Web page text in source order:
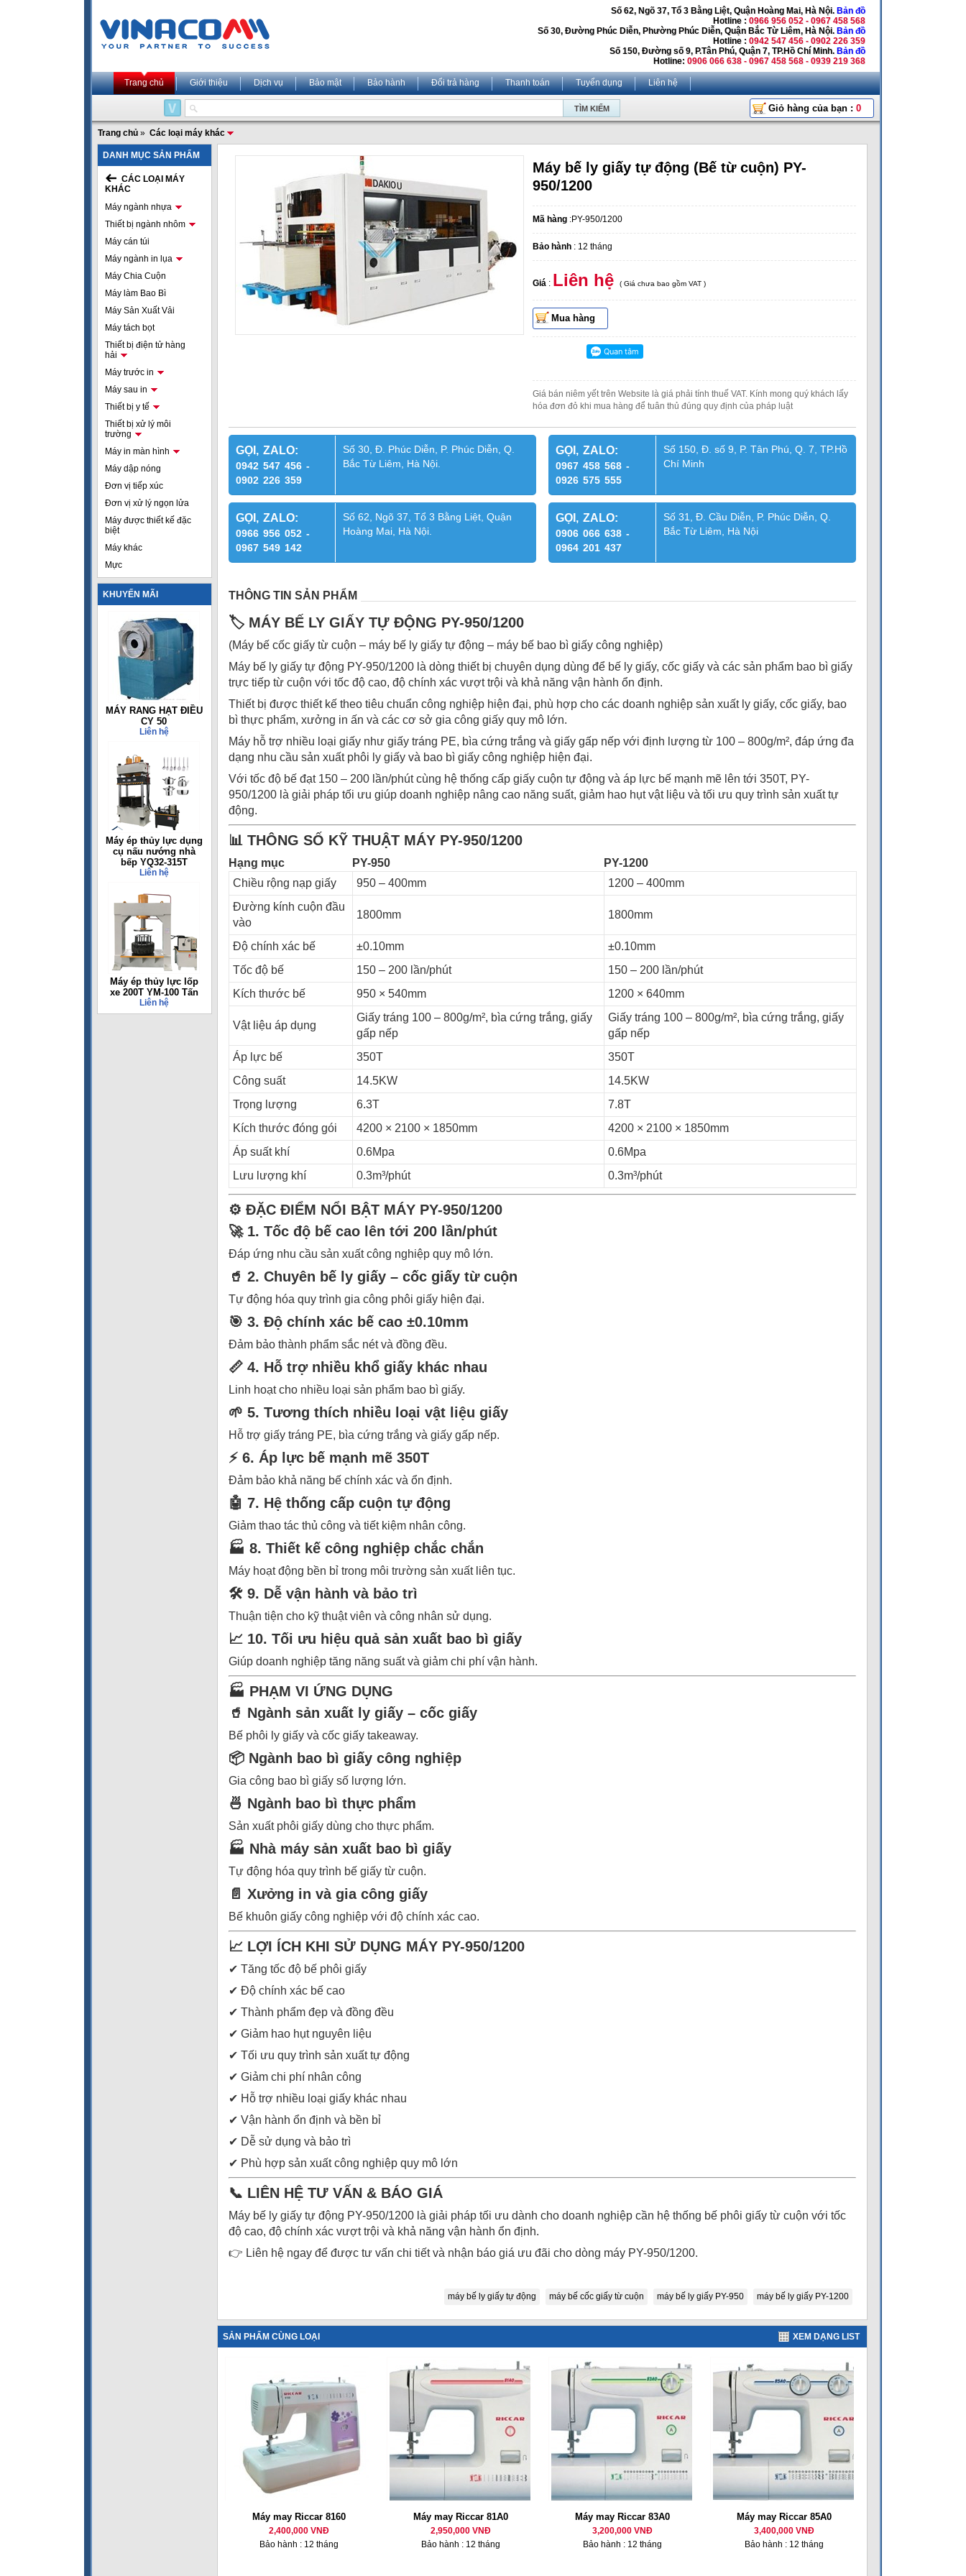
Số 62, Ngõ 37, Tổ 3 Bằng Liệt, Quận Hoàng Mai, Hà Nội. Bản đồ
Hotline : 0966 956 052 - 0967 458 568
Số 30, Đường Phúc Diễn, Phường Phúc Diễn, Quận Bắc Từ Liêm, Hà Nội. Bản đồ
Hotline : 0942 547 456 - 0902 226 359
Số 150, Đường số 9, P.Tân Phú, Quận 7, TP.Hồ Chí Minh. Bản đồ
Hotline: 0906 066 638 - 0967 458 568 - 0939 219 368
Trang chủ Giới thiệu Dịch vụ Bảo mật Bảo hành Đổi trả hàng Thanh toán Tuyển dụng Liên hệ
Giỏ hàng của bạn : 0
Trang chủ » Các loại máy khác
DANH MỤC SẢN PHẨM
CÁC LOẠI MÁY
KHÁC
Máy ngành nhựa
Thiết bị ngành nhôm
Máy cán túi
Máy ngành in lụa
Máy Chia Cuộn
Máy làm Bao Bì
Máy Sản Xuất Vải
Máy tách bọt
Thiết bị điện tử hàng
hải
Máy trước in
Máy sau in
Thiết bị y tế
Thiết bị xử lý môi
trường
Máy in màn hình
Máy dập nóng
Đơn vị tiếp xúc
Đơn vị xử lý ngọn lửa
Máy được thiết kế đặc
biệt
Máy khác
Mực
KHUYẾN MÃI
MÁY RANG HẠT ĐIỀU
CY 50
Liên hệ
Máy ép thủy lực dụng
cụ nấu nướng nhà
bếp YQ32-315T
Liên hệ
Máy ép thủy lực lốp
xe 200T YM-100 Tấn
Liên hệ
Máy bế ly giấy tự động (Bế từ cuộn) PY-
950/1200
Mã hàng :PY-950/1200
Bảo hành : 12 tháng
Giá : Liên hệ ( Giá chưa bao gồm VAT )
Mua hàng
Giá bán niêm yết trên Website là giá phải tính thuế VAT. Kính mong quý khách lấy
hóa đơn đỏ khi mua hàng để tuân thủ đúng quy định của pháp luật
GỌI, ZALO:
0942 547 456 -
0902 226 359
Số 30, Đ. Phúc Diễn, P. Phúc Diễn, Q.
Bắc Từ Liêm, Hà Nội.
GỌI, ZALO:
0967 458 568 -
0926 575 555
Số 150, Đ. số 9, P. Tân Phú, Q. 7, TP.Hồ
Chí Minh
GỌI, ZALO:
0966 956 052 -
0967 549 142
Số 62, Ngõ 37, Tổ 3 Bằng Liệt, Quận
Hoàng Mai, Hà Nội.
GỌI, ZALO:
0906 066 638 -
0964 201 437
Số 31, Đ. Cầu Diễn, P. Phúc Diễn, Q.
Bắc Từ Liêm, Hà Nội
THÔNG TIN SẢN PHẨM
🏷️ MÁY BẾ LY GIẤY TỰ ĐỘNG PY-950/1200
(Máy bế cốc giấy từ cuộn – máy bế ly giấy tự động – máy bế bao bì giấy công nghiệp)
Máy bế ly giấy tự động PY-950/1200 là dòng thiết bị chuyên dụng dùng để bế ly giấy, cốc giấy và các sản phẩm bao bì giấy
trực tiếp từ cuộn với tốc độ cao, độ chính xác vượt trội và khả năng vận hành ổn định.
Thiết bị được thiết kế theo tiêu chuẩn công nghiệp hiện đại, phù hợp cho các doanh nghiệp sản xuất ly giấy, cốc giấy, bao
bì thực phẩm, xưởng in ấn và các cơ sở gia công giấy quy mô lớn.
Máy hỗ trợ nhiều loại giấy như giấy tráng PE, bìa cứng trắng và giấy gấp nếp với định lượng từ 100 – 800g/m², đáp ứng đa
dạng nhu cầu sản xuất phôi ly giấy và bao bì giấy công nghiệp hiện đại.
Với tốc độ bế đạt 150 – 200 lần/phút cùng hệ thống cấp giấy cuộn tự động và áp lực bế mạnh mẽ lên tới 350T, PY-
950/1200 là giải pháp tối ưu giúp doanh nghiệp nâng cao năng suất, giảm hao hụt vật liệu và tối ưu quy trình sản xuất tự
động.
📊 THÔNG SỐ KỸ THUẬT MÁY PY-950/1200
Hạng mục PY-950
PY-1200
Chiều rộng nạp giấy
950 – 400mm
1200 – 400mm
Đường kính cuộn đầu
vào
1800mm 1800mm
Độ chính xác bế ±0.10mm
±0.10mm
Tốc độ bế
150 – 200 lần/phút
150 – 200 lần/phút
Kích thước bế
950 × 540mm 1200 × 640mm
Vật liệu áp dụng
Giấy tráng 100 – 800g/m², bìa cứng trắng, giấy
gấp nếp
Giấy tráng 100 – 800g/m², bìa cứng trắng, giấy
gấp nếp
Áp lực bế
350T
350T
Công suất
14.5KW
14.5KW
Trọng lượng
6.3T
7.8T
Kích thước đóng gói
4200 × 2100 × 1850mm
4200 × 2100 × 1850mm
Áp suất khí
0.6Mpa
0.6Mpa
Lưu lượng khí
0.3m³/phút 0.3m³/phút
⚙️ ĐẶC ĐIỂM NỔI BẬT MÁY PY-950/1200
🚀 1. Tốc độ bế cao lên tới 200 lần/phút
Đáp ứng nhu cầu sản xuất công nghiệp quy mô lớn.
🥤 2. Chuyên bế ly giấy – cốc giấy từ cuộn
Tự động hóa quy trình gia công phôi giấy hiện đại.
🎯 3. Độ chính xác bế cao ±0.10mm
Đảm bảo thành phẩm sắc nét và đồng đều.
📏 4. Hỗ trợ nhiều khổ giấy khác nhau
Linh hoạt cho nhiều loại sản phẩm bao bì giấy.
🌱 5. Tương thích nhiều loại vật liệu giấy
Hỗ trợ giấy tráng PE, bìa cứng trắng và giấy gấp nếp.
⚡ 6. Áp lực bế mạnh mẽ 350T
Đảm bảo khả năng bế chính xác và ổn định.
🤖 7. Hệ thống cấp cuộn tự động
Giảm thao tác thủ công và tiết kiệm nhân công.
🏭 8. Thiết kế công nghiệp chắc chắn
Máy hoạt động bền bỉ trong môi trường sản xuất liên tục.
🛠️ 9. Dễ vận hành và bảo trì
Thuận tiện cho kỹ thuật viên và công nhân sử dụng.
📈 10. Tối ưu hiệu quả sản xuất bao bì giấy
Giúp doanh nghiệp tăng năng suất và giảm chi phí vận hành.
🏭 PHẠM VI ỨNG DỤNG
🥤 Ngành sản xuất ly giấy – cốc giấy
Bế phôi ly giấy và cốc giấy takeaway.
📦 Ngành bao bì giấy công nghiệp
Gia công bao bì giấy số lượng lớn.
🍜 Ngành bao bì thực phẩm
Sản xuất phôi giấy dùng cho thực phẩm.
🏭 Nhà máy sản xuất bao bì giấy
Tự động hóa quy trình bế giấy từ cuộn.
📄 Xưởng in và gia công giấy
Bế khuôn giấy công nghiệp với độ chính xác cao.
📈 LỢI ÍCH KHI SỬ DỤNG MÁY PY-950/1200
✔ Tăng tốc độ bế phôi giấy
✔ Độ chính xác bế cao
✔ Thành phẩm đẹp và đồng đều
✔ Giảm hao hụt nguyên liệu
✔ Tối ưu quy trình sản xuất tự động
✔ Giảm chi phí nhân công
✔ Hỗ trợ nhiều loại giấy khác nhau
✔ Vận hành ổn định và bền bỉ
✔ Dễ sử dụng và bảo trì
✔ Phù hợp sản xuất công nghiệp quy mô lớn
📞 LIÊN HỆ TƯ VẤN & BÁO GIÁ
Máy bế ly giấy tự động PY-950/1200 là giải pháp tối ưu dành cho doanh nghiệp cần hệ thống bế phôi giấy từ cuộn với tốc
độ cao, độ chính xác vượt trội và khả năng vận hành ổn định.
👉 Liên hệ ngay để được tư vấn chi tiết và nhận báo giá ưu đãi cho dòng máy PY-950/1200.
máy bế ly giấy tự động máy bế cốc giấy từ cuộn máy bế ly giấy PY-950 máy bế ly giấy PY-1200
SẢN PHẨM CÙNG LOẠI XEM DẠNG LIST
Máy may Riccar 8160
2,400,000 VNĐ
Bảo hành : 12 tháng
Máy may Riccar 81A0
2,950,000 VNĐ
Bảo hành : 12 tháng
Máy may Riccar 83A0
3,200,000 VNĐ
Bảo hành : 12 tháng
Máy may Riccar 85A0
3,400,000 VNĐ
Bảo hành : 12 tháng